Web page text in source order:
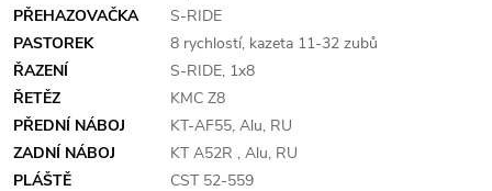
PŘEHAZOVAČKA
S-RIDE
PASTOREK
8 rychlostí, kazeta 11-32 zubů
ŘAZENÍ
S-RIDE, 1x8
ŘETĚZ
KMC Z8
PŘEDNÍ NÁBOJ
KT-AF55, Alu, RU
ZADNÍ NÁBOJ
KT A52R , Alu, RU
PLÁŠTĚ
CST 52-559